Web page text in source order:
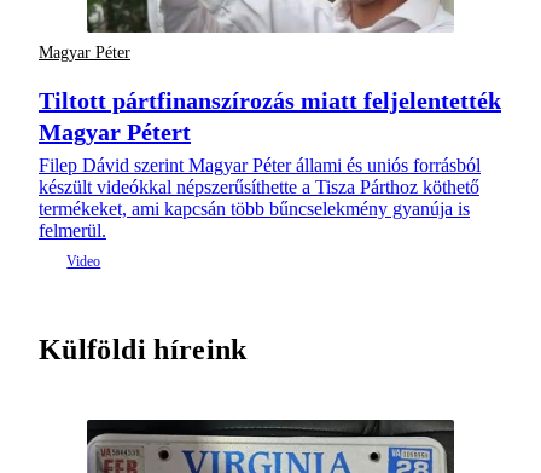
Magyar Péter
Tiltott pártfinanszírozás miatt feljelentették
Magyar Pétert
Filep Dávid szerint Magyar Péter állami és uniós forrásból
készült videókkal népszerűsíthette a Tisza Párthoz köthető
termékeket, ami kapcsán több bűncselekmény gyanúja is
felmerül.
Külföldi híreink